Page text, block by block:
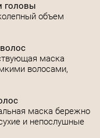
головы
объем
маска
волосами,
маска бережно
и непослушные